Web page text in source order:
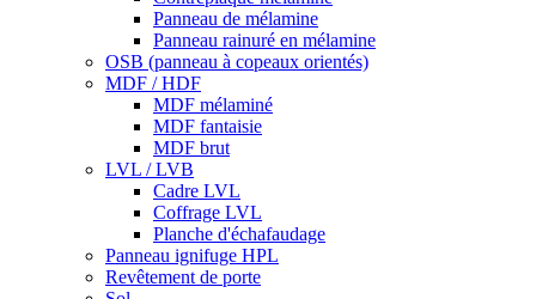
Panneau de mélamine
Panneau rainuré en mélamine
OSB (panneau à copeaux orientés)
MDF / HDF
MDF mélaminé
MDF fantaisie
MDF brut
LVL / LVB
Cadre LVL
Coffrage LVL
Planche d'échafaudage
Panneau ignifuge HPL
Revêtement de porte